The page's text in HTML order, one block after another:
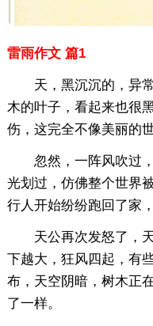
雷雨作文 篇1
天，黑沉沉的，异常
木的叶子，看起来也很
伤，这完全不像美丽的世
忽然，一阵风吹过，
光划过，仿佛整个世界
行人开始纷纷跑回了家
天公再次发怒了，天
下越大，狂风四起，有
布，天空阴暗，树木正
了一样。